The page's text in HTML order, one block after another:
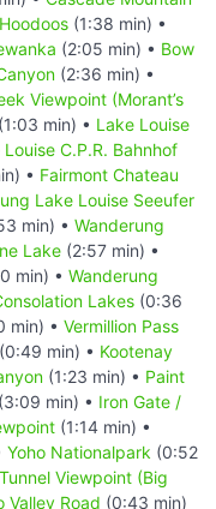
Hoodoos (1:38 min) •
(2:05 min) • Bow
(2:36 min) •
Viewpoint (Morant’s
(1:03 min) • Lake Louise
Louise C.P.R. Bahnhof
• Fairmont Chateau
Lake Louise Seeufer
min) • Wanderung
Lake (2:57 min) •
min) • Wanderung
Lakes (0:36
min) • Vermillion Pass
(0:49 min) • Kootenay
(1:23 min) • Paint
(3:09 min) • Iron Gate /
(1:14 min) •
Yoho Nationalpark (0:52
Viewpoint (Big
Valley Road (0:43 min)